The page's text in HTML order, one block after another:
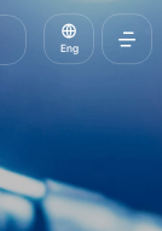
Eng
열기